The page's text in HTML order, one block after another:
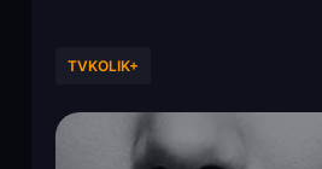
TVKOLIK+